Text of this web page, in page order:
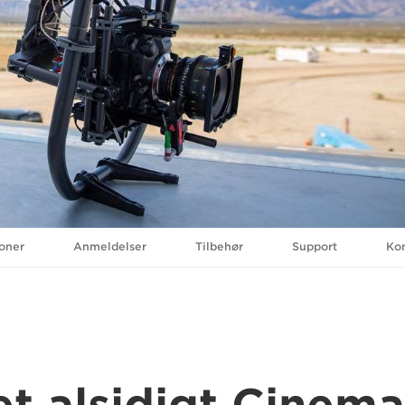
Anmeldelser Tilbehør Support